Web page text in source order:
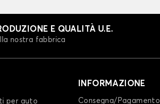
E QUALITÀ U.E.
nostra fabbrica
per auto
INFORMAZIONE
Consegna/Pagamento